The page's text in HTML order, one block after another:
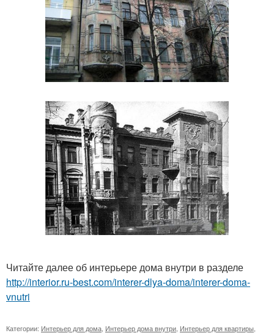
Читайте далее об интерьере дома внутри в разделе
http://interior.ru-best.com/interer-dlya-doma/interer-doma-
vnutri
Категории: Интерьер для дома, Интерьер дома внутри, Интерьер для квартиры,